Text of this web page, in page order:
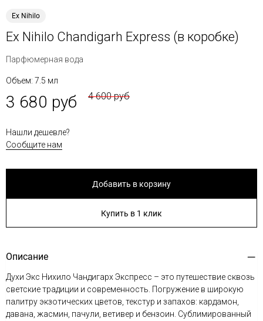
Ex Nihilo
Ex Nihilo Chandigarh Express (в коробке)
Парфюмерная вода
Объем: 7.5 мл
3 680 руб 4 600 руб
Нашли дешевле?
Сообщите нам
Добавить в корзину
Купить в 1 клик
Описание
Духи Экс Нихило Чандигарх Экспресс – это путешествие сквозь
светские традиции и современность. Погружение в широкую
палитру экзотических цветов, текстур и запахов: кардамон,
давана, жасмин, пачули, ветивер и бензоин. Сублимированный